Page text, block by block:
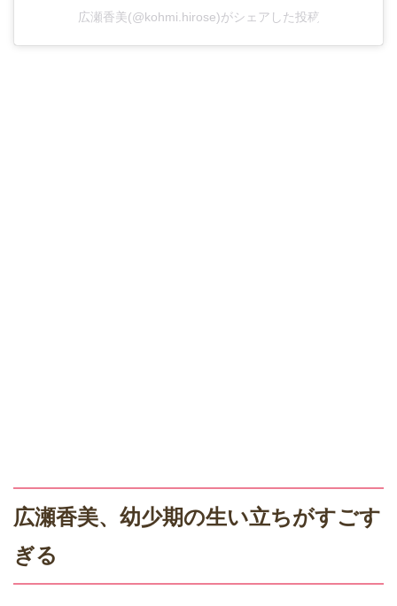
広瀬香美(@kohmi.hirose)がシェアした投稿
広瀬香美、幼少期の生い立ちがすごす
ぎる